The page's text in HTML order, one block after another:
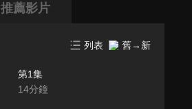
推薦影片
列表 舊→新
第1集
14分鐘